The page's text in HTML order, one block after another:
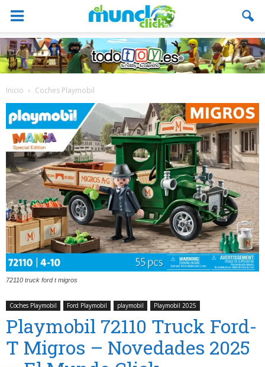
Inicio Coches Playmobil
72110 truck ford t migros
Coches Playmobil Ford Playmobil playmobil Playmobil 2025
Playmobil 72110 Truck Ford-
T Migros – Novedades 2025